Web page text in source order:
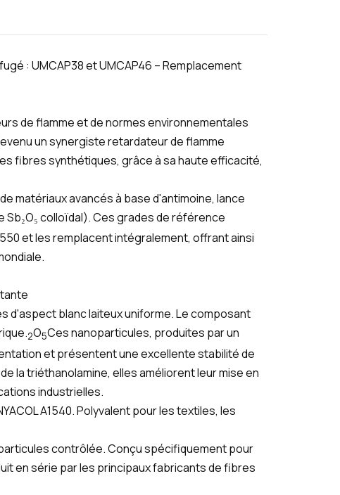
: UMCAP38 et UMCAP46 – Remplacement
de flamme et de normes environnementales
un synergiste retardateur de flamme
fibres synthétiques, grâce à sa haute efficacité,
matériaux avancés à base d'antimoine, lance
Sb₂O₅ colloïdal). Ces grades de référence
et les remplacent intégralement, offrant ainsi
d'aspect blanc laiteux uniforme. Le composant
2O5Ces nanoparticules, produites par un
et présentent une excellente stabilité de
la triéthanolamine, elles améliorent leur mise en
industrielles.
A1540. Polyvalent pour les textiles, les
contrôlée. Conçu spécifiquement pour
en série par les principaux fabricants de fibres